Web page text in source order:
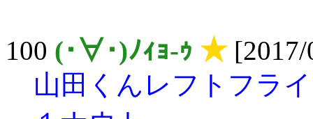
100 (･∀･)ﾉｨｮ-ｩ ★[2017/
山田くんレフトフラ